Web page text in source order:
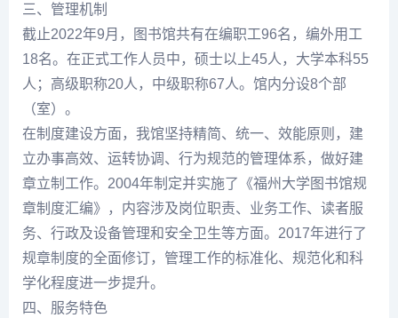
三、管理机制
截止2022年9月，图书馆共有在编职工96名，编外用工
18名。在正式工作人员中，硕士以上45人，大学本科55
人；高级职称20人，中级职称67人。馆内分设8个部
（室）。
在制度建设方面，我馆坚持精简、统一、效能原则，建
立办事高效、运转协调、行为规范的管理体系，做好建
章立制工作。2004年制定并实施了《福州大学图书馆规
章制度汇编》，内容涉及岗位职责、业务工作、读者服
务、行政及设备管理和安全卫生等方面。2017年进行了
规章制度的全面修订，管理工作的标准化、规范化和科
学化程度进一步提升。
四、服务特色